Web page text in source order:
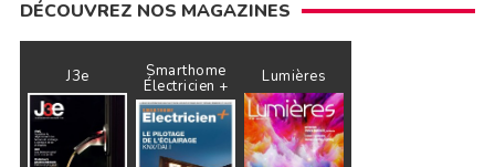
DÉCOUVREZ NOS MAGAZINES
J3e Smarthome
Électricien + Lumières